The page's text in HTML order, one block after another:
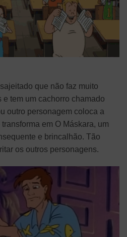
que não faz muito
tem um cachorro chamado
outro personagem coloca a
em O Máskara, um
e brincalhão. Tão
os outros personagens.